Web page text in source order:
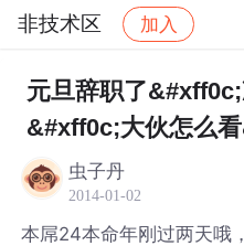
非技术区 加入
社区 非技术区 帖
元旦辞职了
&#xff0c;大伙怎么
虫子丹
2014-01-02
本屌24本命年刚过两天哦